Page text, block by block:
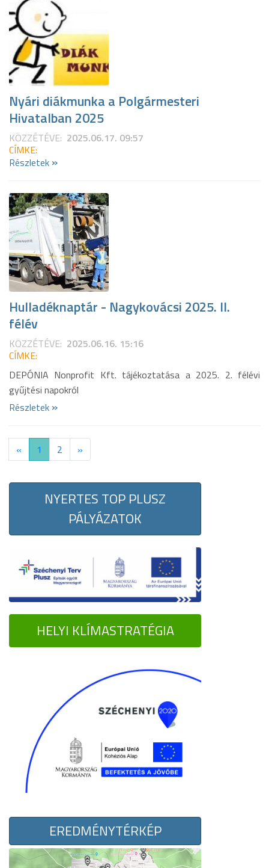
Nyári diákmunka a Polgármesteri
Hivatalban 2025
KÖZZÉTÉVE: 2025.06.17. 09:57
CÍMKE:
Részletek »
Hulladéknaptár - Nagykovácsi 2025. II.
félév
KÖZZÉTÉVE: 2025.06.16. 15:16
CÍMKE:
DEPÓNIA Nonprofit Kft. tájékoztatása a 2025. 2. félévi
gyűjtési napokról
Részletek »
« 1 2 »
NYERTES TOP PLUSZ
PÁLYÁZATOK
HELYI KLÍMASTRATÉGIA
EREDMÉNYTÉRKÉP